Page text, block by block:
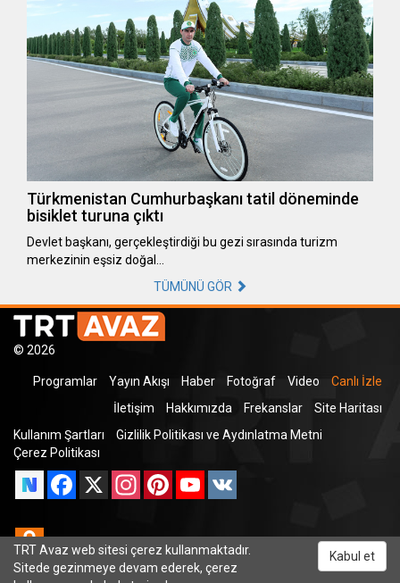
Türkmenistan Cumhurbaşkanı tatil döneminde
bisiklet turuna çıktı
Devlet başkanı, gerçekleştirdiği bu gezi sırasında turizm
merkezinin eşsiz doğal…
TÜMÜNÜ GÖR
© 2026
Programlar Yayın Akışı Haber Fotoğraf Video
Canlı İzle
İletişim
Hakkımızda Frekanslar
Site Haritası
Kullanım Şartları
Gizlilik Politikası ve Aydınlatma Metni
Çerez Politikası
Facebook
X InstagramPinterestYouTube
Odnoklassniki
TRT Avaz web sitesi çerez kullanmaktadır.
Sitede gezinmeye devam ederek, çerez
Kabul et